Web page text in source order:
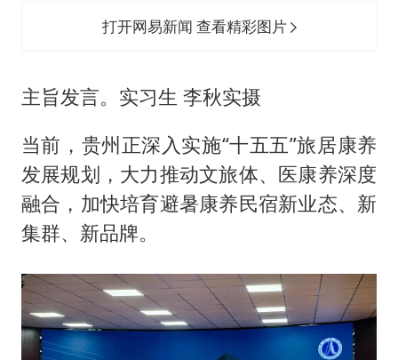
打开网易新闻 查看精彩图片
主旨发言。实习生 李秋实摄
当前，贵州正深入实施“十五五”旅居康养
发展规划，大力推动文旅体、医康养深度
融合，加快培育避暑康养民宿新业态、新
集群、新品牌。